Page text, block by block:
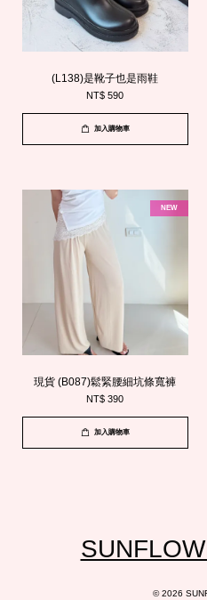
(L138)是靴子也是雨鞋
NT$ 590
加入購物車
NEW
現貨 (B087)鬆緊腰細坑條寬褲
NT$ 390
加入購物車
© 2026